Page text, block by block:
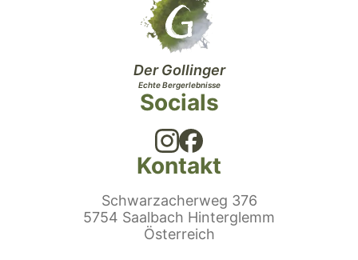
Socials
Kontakt
Schwarzacherweg 376
5754 Saalbach Hinterglemm
Österreich
Der Gollinger
Echte Bergerlebnisse